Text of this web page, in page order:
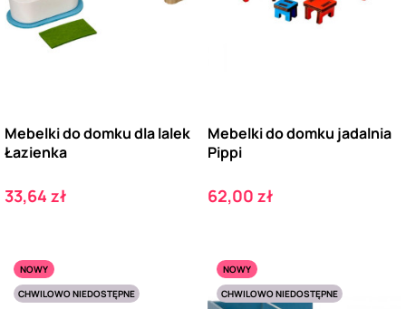
Mebelki do domku dla lalek
Łazienka
Cena
33,64 zł
Mebelki do domku jadalnia
Pippi
Cena
62,00 zł
NOWY
CHWILOWO NIEDOSTĘPNE
NOWY
CHWILOWO NIEDOSTĘPNE